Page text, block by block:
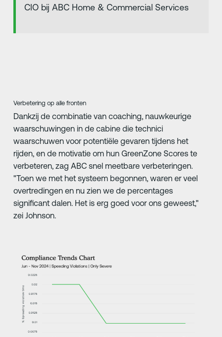
CIO bij ABC Home & Commercial Services
Verbetering op alle fronten
Dankzij de combinatie van coaching, nauwkeurige
waarschuwingen in de cabine die technici
waarschuwen voor potentiële gevaren tijdens het
rijden, en de motivatie om hun GreenZone Scores te
verbeteren, zag ABC snel meetbare verbeteringen.
"Toen we met het systeem begonnen, waren er veel
overtredingen en nu zien we de percentages
significant dalen. Het is erg goed voor ons geweest,"
zei Johnson.